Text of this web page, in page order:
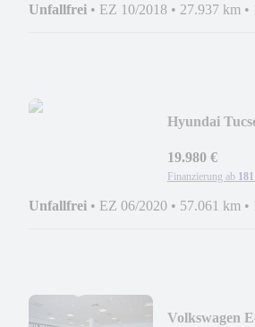
Unfallfrei • EZ 10/2018 • 27.937 km •
Hyundai
HYUNDAI
19.980 €
Finanzierung ab
Unfallfrei • EZ 06/2020 • 57.061 km •
Volkswagen